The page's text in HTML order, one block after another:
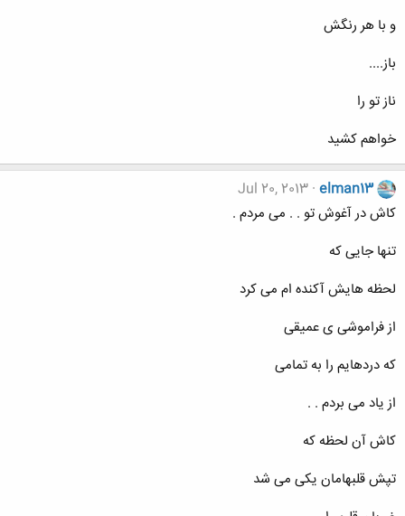
و با هر رنگش
باز....
ناز تو را
خواهم کشید
elman13
Jul 20, 2013
کاش در آغوش تو . . می مردم .
تنها جایی که
لحظه هایش آکنده ام می کرد
از فراموشی ی عمیقی
که دردهایم را به تمامی
از یاد می بردم . .
کاش آن لحظه که
تپش قلبهامان یکی می شد